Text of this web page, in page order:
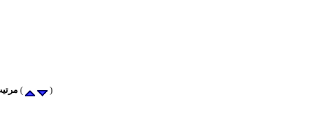
) پرطرفدار (
)